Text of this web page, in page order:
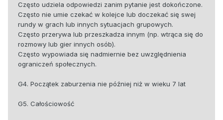
Często udziela odpowiedzi zanim pytanie jest dokończone.
Często nie umie czekać w kolejce lub doczekać się swej
rundy w grach lub innych sytuacjach grupowych.
Często przerywa lub przeszkadza innym (np. wtrąca się do
rozmowy lub gier innych osób).
Często wypowiada się nadmiernie bez uwzględnienia
ograniczeń społecznych.
G4. Początek zaburzenia nie później niż w wieku 7 lat
G5. Całościowość